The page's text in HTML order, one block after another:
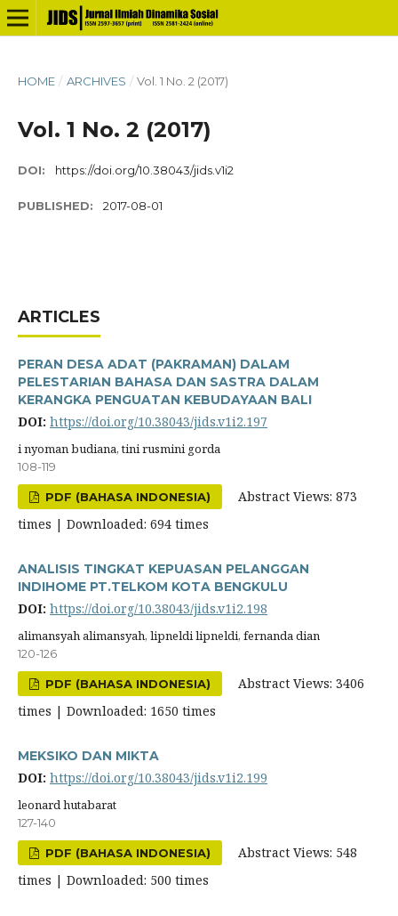
HOME / ARCHIVES / Vol. 1 No. 2 (2017)
Vol. 1 No. 2 (2017)
DOI: https://doi.org/10.38043/jids.v1i2
PUBLISHED: 2017-08-01
ARTICLES
PERAN DESA ADAT (PAKRAMAN) DALAM
PELESTARIAN BAHASA DAN SASTRA DALAM
KERANGKA PENGUATAN KEBUDAYAAN BALI
DOI: https://doi.org/10.38043/jids.v1i2.197
i nyoman budiana, tini rusmini gorda
108-119
PDF (BAHASA INDONESIA)
Abstract Views: 873
times | Downloaded: 694 times
ANALISIS TINGKAT KEPUASAN PELANGGAN
INDIHOME PT.TELKOM KOTA BENGKULU
DOI: https://doi.org/10.38043/jids.v1i2.198
alimansyah alimansyah, lipneldi lipneldi, fernanda dian
120-126
PDF (BAHASA INDONESIA)
Abstract Views: 3406
times | Downloaded: 1650 times
MEKSIKO DAN MIKTA
DOI: https://doi.org/10.38043/jids.v1i2.199
leonard hutabarat
127-140
PDF (BAHASA INDONESIA)
Abstract Views: 548
times | Downloaded: 500 times